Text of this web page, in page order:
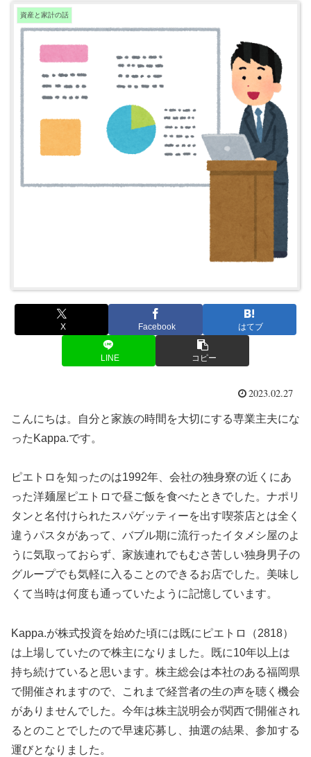
資産と家計の話
X Facebook はてブ
LINE コピー
2023.02.27
こんにちは。自分と家族の時間を大切にする専業主夫にな
ったKappa.です。
ピエトロを知ったのは1992年、会社の独身寮の近くにあ
った洋麺屋ピエトロで昼ご飯を食べたときでした。ナポリ
タンと名付けられたスパゲッティーを出す喫茶店とは全く
違うパスタがあって、バブル期に流行ったイタメシ屋のよ
うに気取っておらず、家族連れでもむさ苦しい独身男子の
グループでも気軽に入ることのできるお店でした。美味し
くて当時は何度も通っていたように記憶しています。
Kappa.が株式投資を始めた頃には既にピエトロ（2818）
は上場していたので株主になりました。既に10年以上は
持ち続けていると思います。株主総会は本社のある福岡県
で開催されますので、これまで経営者の生の声を聴く機会
がありませんでした。今年は株主説明会が関西で開催され
るとのことでしたので早速応募し、抽選の結果、参加する
運びとなりました。